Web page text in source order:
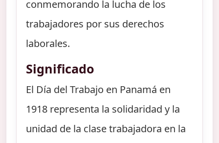
conmemorando la lucha de los
trabajadores por sus derechos
laborales.
Significado
El Día del Trabajo en Panamá en
1918 representa la solidaridad y la
unidad de la clase trabajadora en la